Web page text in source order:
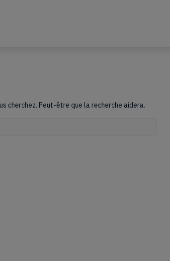
cherchez. Peut-être que la recherche aidera.